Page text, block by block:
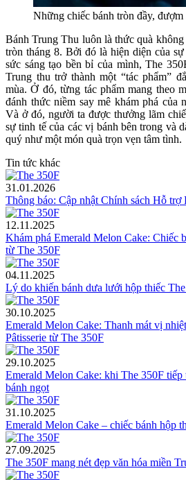
Những chiếc bánh tròn đầy, đượm
Bánh Trung Thu luôn là thức quà
tròn tháng 8. Bởi đó là hiện diện của
sức sáng tạo bền bỉ của mình, The
Trung thu trở thành một “tác phẩm”
mùa. Ở đó, từng tác phẩm mang theo
đánh thức niềm say mê khám phá của
Và ở đó, người ta được thưởng lãm
sự tinh tế của các vị bánh bên trong và
quý như một món quà trọn vẹn tâm tình.
Tin tức khác
31.01.2026
Thông báo: Cập nhật Chính sách Hỗ trợ
12.11.2025
Khám phá Emerald Melon Cake: Chiếc
từ The 350F
04.11.2025
Lý do khiến bánh dưa lưới hộp thiếc
30.10.2025
Emerald Melon Cake: Thanh mát vị
Pâtisserie từ The 350F
29.10.2025
Emerald Melon Cake: khi The 350F
bánh ngọt
31.10.2025
Emerald Melon Cake – chiếc bánh hộp
27.09.2025
The 350F mang nét đẹp văn hóa miền